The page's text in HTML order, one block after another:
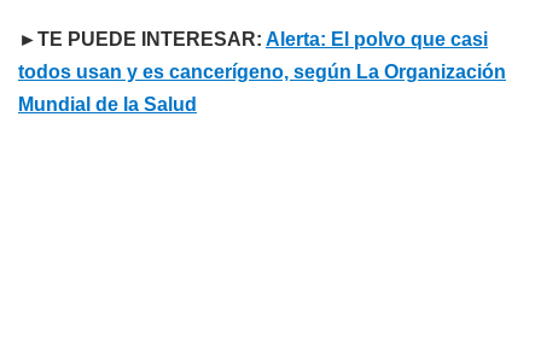
►TE PUEDE INTERESAR: Alerta: El polvo que casi
todos usan y es cancerígeno, según La Organización
Mundial de la Salud